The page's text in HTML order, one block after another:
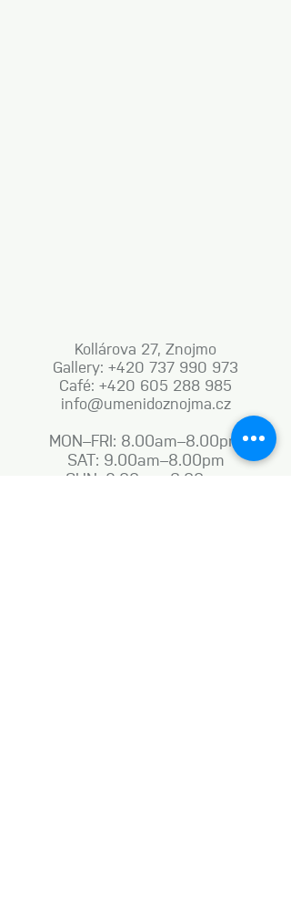
Kollárova 27, Znojmo
Gallery: +420 737 990 973
Café: +420 605 288 985
info@umenidoznojma.cz
MON–FRI: 8.00am–8.00pm
SAT: 9.00am–8.00pm
SUN: 9.00am–6.00pm